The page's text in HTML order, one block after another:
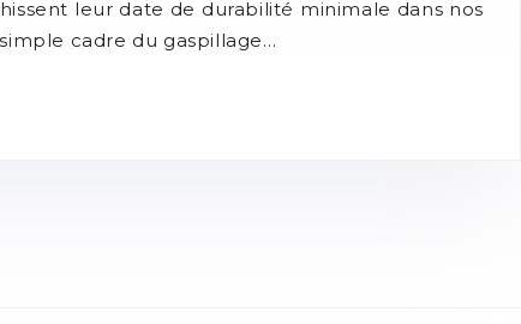
leur date de durabilité minimale dans nos
cadre du gaspillage…